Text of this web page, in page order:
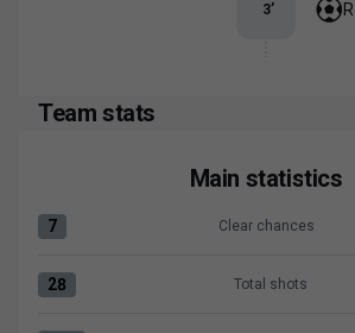
3’
Team stats
Main statistics
Clear chances:SD Eibar 7 versus
7 Clear chances
Total shots:SD Eibar 28 versus
28 Total shots